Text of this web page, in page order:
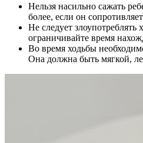
Нельзя насильно сажать
более, если он
Не следует злоупотреблять
ограничивайте время
Во время ходьбы
Она должна быть мягкой,